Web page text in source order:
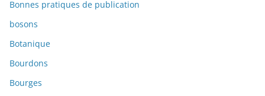
Bonnes pratiques de publication
bosons
Botanique
Bourdons
Bourges